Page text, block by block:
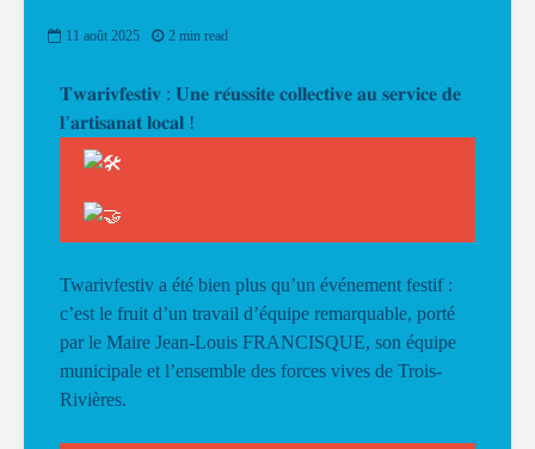
11 août 2025 2 min read
𝐓𝐰𝐚𝐫𝐢𝐯𝐟𝐞𝐬𝐭𝐢𝐯 : 𝐔𝐧𝐞 𝐫𝐞́𝐮𝐬𝐬𝐢𝐭𝐞 𝐜𝐨𝐥𝐥𝐞𝐜𝐭𝐢𝐯𝐞 𝐚𝐮 𝐬𝐞𝐫𝐯𝐢𝐜𝐞 𝐝𝐞
𝐥’𝐚𝐫𝐭𝐢𝐬𝐚𝐧𝐚𝐭 𝐥𝐨𝐜𝐚𝐥 !
Twarivfestiv a été bien plus qu’un événement festif :
c’est le fruit d’un travail d’équipe remarquable, porté
par le Maire Jean-Louis FRANCISQUE, son équipe
municipale et l’ensemble des forces vives de Trois-
Rivières.